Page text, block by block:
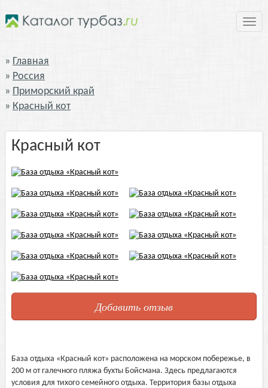
Главная
Россия
Приморский край
Красный кот
Красный кот
Добавить отзыв
База отдыха «Красный кот» расположена на морском побережье, в
200 м от галечного пляжа бухты Бойсмана. Здесь предлагаются
условия для тихого семейного отдыха. Территория базы отдыха